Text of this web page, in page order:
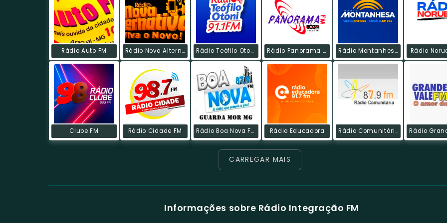
Rádio Auto FM Rádio Nova Alternativa Rádio Teófilo Otoni Rádio Panorama FM Rádio Montanhesa Rádio
Clube FM Rádio Cidade FM Rádio Boa Nova FM Rádio Educadora Rádio Comunitária
CARREGAR MAIS
Informações sobre Rádio Integração FM